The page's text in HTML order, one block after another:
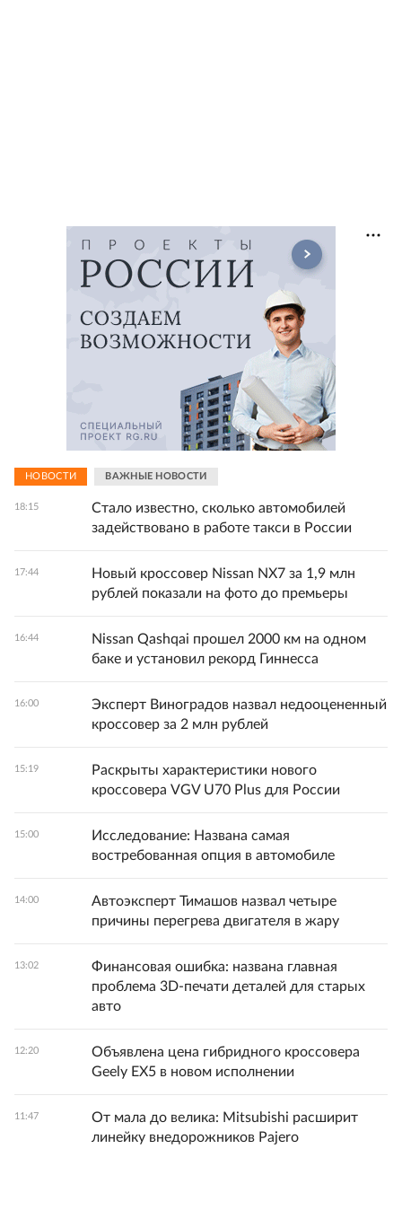
НОВОСТИ ВАЖНЫЕ НОВОСТИ
18:15
Стало известно, сколько автомобилей
задействовано в работе такси в России
17:44
Новый кроссовер Nissan NX7 за 1,9 млн
рублей показали на фото до премьеры
16:44
Nissan Qashqai прошел 2000 км на одном
баке и установил рекорд Гиннесса
16:00
Эксперт Виноградов назвал недооцененный
кроссовер за 2 млн рублей
15:19
Раскрыты характеристики нового
кроссовера VGV U70 Plus для России
15:00
Исследование: Названа самая
востребованная опция в автомобиле
14:00
Автоэксперт Тимашов назвал четыре
причины перегрева двигателя в жару
13:02
Финансовая ошибка: названа главная
проблема 3D-печати деталей для старых
авто
12:20
Объявлена цена гибридного кроссовера
Geely EX5 в новом исполнении
11:47
От мала до велика: Mitsubishi расширит
линейку внедорожников Pajero